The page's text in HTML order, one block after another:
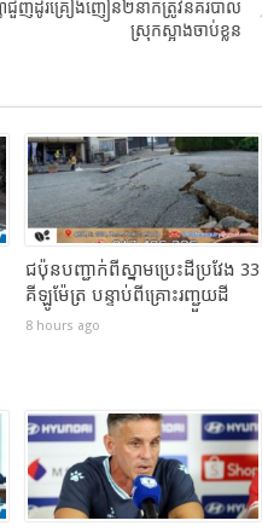
ជួញដូរ​គ្រឿង​ញៀន​២នាក់ត្រូវនគរបាល
ស្រុកស្អាងចាប់ខ្លួន​
ជប៉ុនបញ្ជាក់ពីស្នាមប្រេះដីប្រវែង 33
គីឡូម៉ែត្រ បន្ទាប់ពីគ្រោះរញ្ជួយដី
8 hours ago